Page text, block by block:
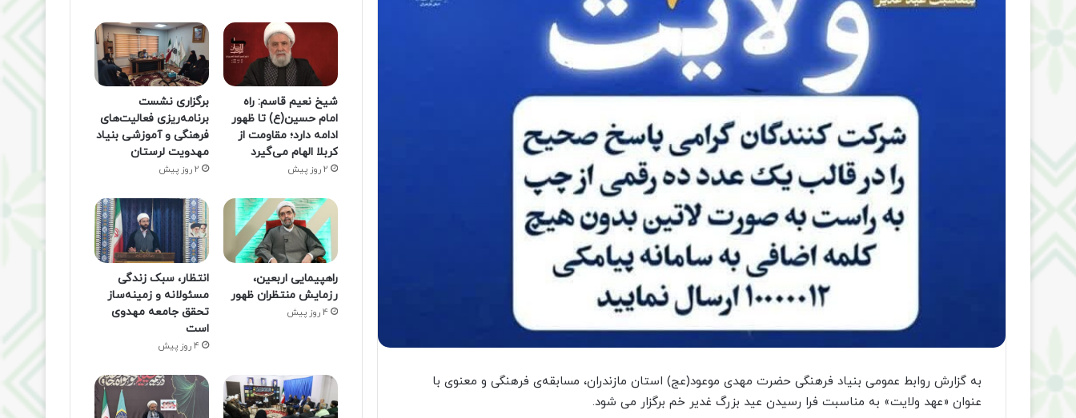
به گزارش روابط عمومی بنیاد فرهنگی حضرت مهدی موعود(عج) استان مازندران، مسابقه‌ی فرهنگی و معنوی با
عنوان «عهد ولایت» به مناسبت فرا رسیدن عید بزرگ غدیر خم برگزار می شود.
شیخ نعیم قاسم: راه
امام حسین(ع) تا ظهور
ادامه دارد؛ مقاومت از
کربلا الهام می‌گیرد
2 روز پیش
برگزاری نشست
برنامه‌ریزی فعالیت‌های
فرهنگی و آموزشی بنیاد
مهدویت لرستان
2 روز پیش
راهپیمایی اربعین،
رزمایش منتظران ظهور
4 روز پیش
انتظار، سبک زندگی
مسئولانه و زمینه‌ساز
تحقق جامعه مهدوی
است
4 روز پیش